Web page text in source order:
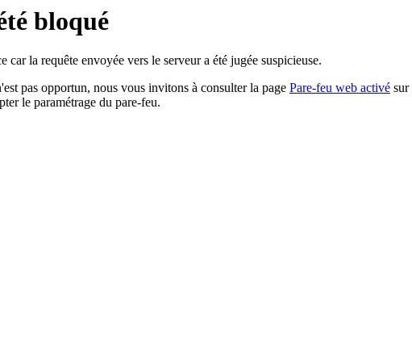
bloqué
la requête envoyée vers le serveur a été jugée suspicieuse.
pas opportun, nous vous invitons à consulter la page Pare-feu web activé sur
le paramétrage du pare-feu.